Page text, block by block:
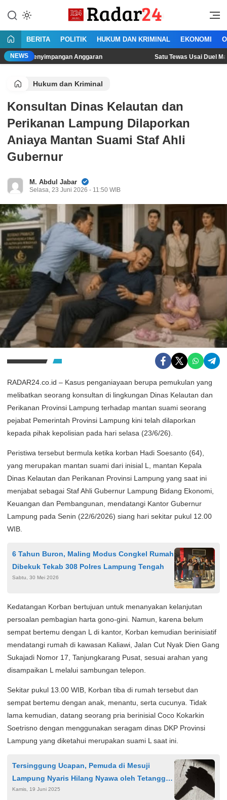
konten
Radar24.co.id
Jujur Lantang Bersuara
BERITA POLITIK HUKUM DAN KRIMINAL EKONOMI
NEWS Anggaran Satu Tewas Usai Duel Maut Dua Pria
Hukum dan Kriminal
Konsultan Dinas Kelautan dan
Perikanan Lampung Dilaporkan
Aniaya Mantan Suami Staf Ahli
Gubernur
M. Abdul Jabar
Selasa, 23 Juni 2026 - 11:50 WIB
RADAR24.co.id – Kasus penganiayaan berupa pemukulan yang
melibatkan seorang konsultan di lingkungan Dinas Kelautan dan
Perikanan Provinsi Lampung terhadap mantan suami seorang
pejabat Pemerintah Provinsi Lampung kini telah dilaporkan
kepada pihak kepolisian pada hari selasa (23/6/26).
Peristiwa tersebut bermula ketika korban Hadi Soesanto (64),
yang merupakan mantan suami dari inisial L, mantan Kepala
Dinas Kelautan dan Perikanan Provinsi Lampung yang saat ini
menjabat sebagai Staf Ahli Gubernur Lampung Bidang Ekonomi,
Keuangan dan Pembangunan, mendatangi Kantor Gubernur
Lampung pada Senin (22/6/2026) siang hari sekitar pukul 12.00
WIB.
6 Tahun Buron, Maling Modus Congkel Rumah
Dibekuk Tekab 308 Polres Lampung Tengah
Sabtu, 30 Mei 2026
Kedatangan Korban bertujuan untuk menanyakan kelanjutan
persoalan pembagian harta gono-gini. Namun, karena belum
sempat bertemu dengan L di kantor, Korban kemudian berinisiatif
mendatangi rumah di kawasan Kaliawi, Jalan Cut Nyak Dien Gang
Sukajadi Nomor 17, Tanjungkarang Pusat, sesuai arahan yang
disampaikan L melalui sambungan telepon.
Sekitar pukul 13.00 WIB, Korban tiba di rumah tersebut dan
sempat bertemu dengan anak, menantu, serta cucunya. Tidak
lama kemudian, datang seorang pria berinisial Coco Kokarkin
Soetrisno dengan menggunakan seragam dinas DKP Provinsi
Lampung yang diketahui merupakan suami L saat ini.
Tersinggung Ucapan, Pemuda di Mesuji
Lampung Nyaris Hilang Nyawa oleh Tetangga
Sendiri
Kamis, 19 Juni 2025